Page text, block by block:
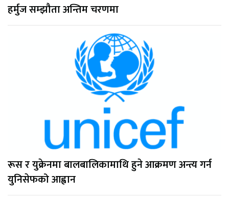
हर्मुज सम्झौता अन्तिम चरणमा
रूस र युक्रेनमा बालबालिकामाथि हुने आक्रमण अन्त्य गर्न
युनिसेफको आह्वान